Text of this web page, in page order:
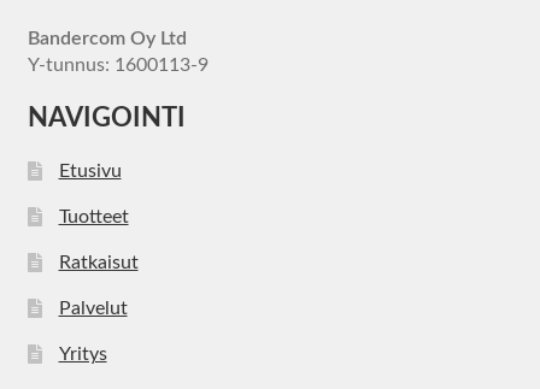
Bandercom Oy Ltd
Y-tunnus: 1600113-9
NAVIGOINTI
Etusivu
Tuotteet
Ratkaisut
Palvelut
Yritys